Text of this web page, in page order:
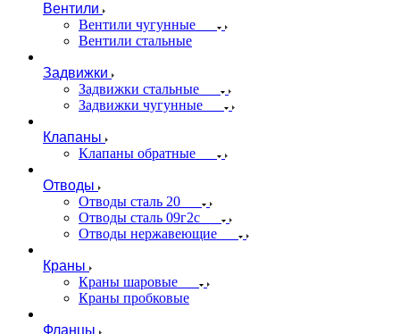
Вентили
Вентили чугунные
Вентили стальные
Задвижки
Задвижки стальные
Задвижки чугунные
Клапаны
Клапаны обратные
Отводы
Отводы сталь 20
Отводы сталь 09г2с
Отводы нержавеющие
Краны
Краны шаровые
Краны пробковые
Фланцы